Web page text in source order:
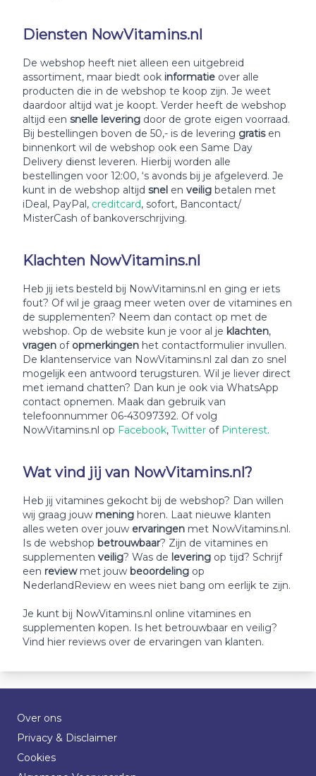
Diensten NowVitamins.nl
De webshop heeft niet alleen een uitgebreid
assortiment, maar biedt ook informatie over alle
producten die in de webshop te koop zijn. Je weet
daardoor altijd wat je koopt. Verder heeft de webshop
altijd een snelle levering door de grote eigen voorraad.
Bij bestellingen boven de 50,- is de levering gratis en
binnenkort wil de webshop ook een Same Day
Delivery dienst leveren. Hierbij worden alle
bestellingen voor 12:00, ‘s avonds bij je afgeleverd. Je
kunt in de webshop altijd snel en veilig betalen met
iDeal, PayPal, creditcard, sofort, Bancontact/
MisterCash of bankoverschrijving.
Klachten NowVitamins.nl
Heb jij iets besteld bij NowVitamins.nl en ging er iets
fout? Of wil je graag meer weten over de vitamines en
de supplementen? Neem dan contact op met de
webshop. Op de website kun je voor al je klachten,
vragen of opmerkingen het contactformulier invullen.
De klantenservice van NowVitamins.nl zal dan zo snel
mogelijk een antwoord terugsturen. Wil je liever direct
met iemand chatten? Dan kun je ook via WhatsApp
contact opnemen. Maak dan gebruik van
telefoonnummer 06-43097392. Of volg
NowVitamins.nl op Facebook, Twitter of Pinterest.
Wat vind jij van NowVitamins.nl?
Heb jij vitamines gekocht bij de webshop? Dan willen
wij graag jouw mening horen. Laat nieuwe klanten
alles weten over jouw ervaringen met NowVitamins.nl.
Is de webshop betrouwbaar? Zijn de vitamines en
supplementen veilig? Was de levering op tijd? Schrijf
een review met jouw beoordeling op
NederlandReview en wees niet bang om eerlijk te zijn.
Je kunt bij NowVitamins.nl online vitamines en
supplementen kopen. Is het betrouwbaar en veilig?
Vind hier reviews over de ervaringen van klanten.
Over ons
Privacy & Disclaimer
Cookies